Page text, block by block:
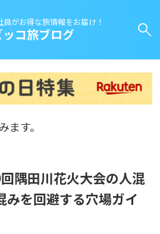
がお得な旅情報をお届け！
コ旅ブログ
ます。
隅田川花火大会の人混
みを回避する穴場ガイ